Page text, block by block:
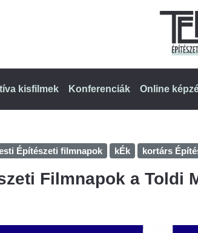
kisfilmek Konferenciák Online
Építészeti filmnapok kÉk kortárs
Filmnapok a Toldi